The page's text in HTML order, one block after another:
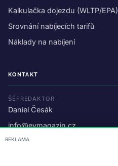
Kalkulačka dojezdu (WLTP/EPA)
Srovnání nabíjecích tarifů
Náklady na nabíjení
KONTAKT
ŠÉFREDAKTOR
Daniel Česák
info@evmagazin.cz
O nás
REKLAMA